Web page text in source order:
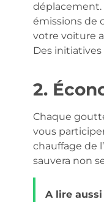
déplacement.
émissions de
votre voiture
Des
2.
Chaque
vous
chauffage de
sauvera non
A lire aussi